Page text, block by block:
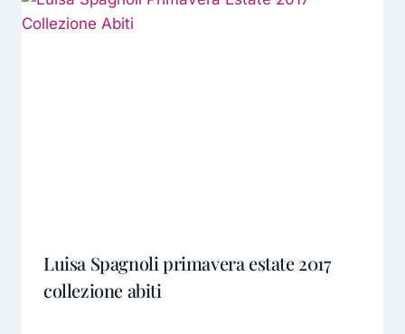
Luisa Spagnoli primavera estate 2017
collezione abiti